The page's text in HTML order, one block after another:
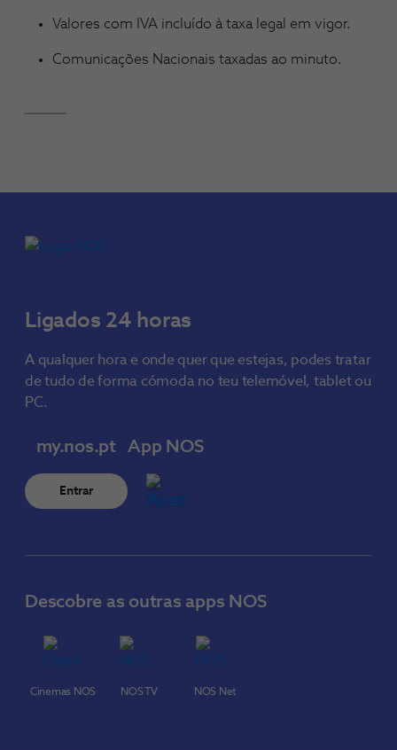
Valores com IVA incluído à taxa legal em vigor.
Comunicações Nacionais taxadas ao minuto.
Ligados 24 horas
A qualquer hora e onde quer que estejas, podes tratar
de tudo de forma cómoda no teu telemóvel, tablet ou
PC.
my.nos.pt
Entrar
App NOS
Descobre as outras apps NOS
Cinemas NOS NOS TV NOS Net